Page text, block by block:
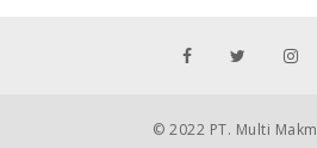
© 2022 PT. Multi